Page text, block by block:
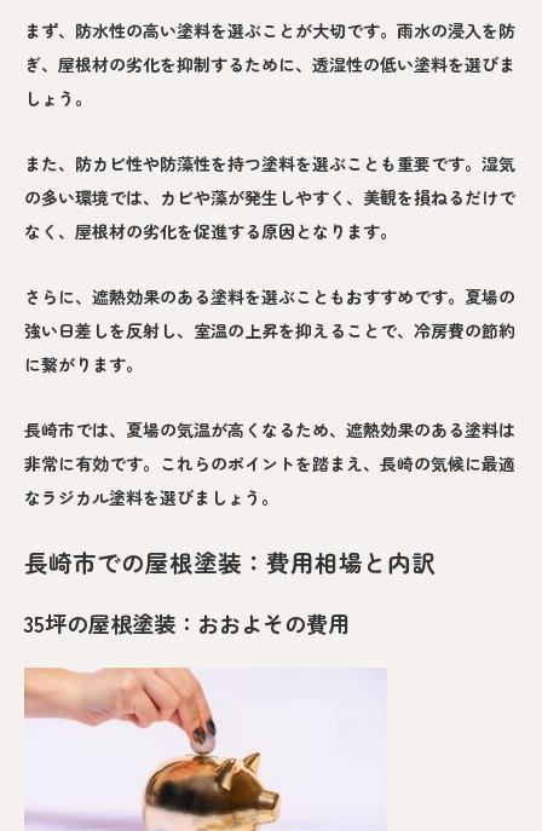
まず、防水性の高い塗料を選ぶことが大切です。雨水の浸入を防
ぎ、屋根材の劣化を抑制するために、透湿性の低い塗料を選びま
しょう。
また、防カビ性や防藻性を持つ塗料を選ぶことも重要です。湿気
の多い環境では、カビや藻が発生しやすく、美観を損ねるだけで
なく、屋根材の劣化を促進する原因となります。
さらに、遮熱効果のある塗料を選ぶこともおすすめです。夏場の
強い日差しを反射し、室温の上昇を抑えることで、冷房費の節約
に繋がります。
長崎市では、夏場の気温が高くなるため、遮熱効果のある塗料は
非常に有効です。これらのポイントを踏まえ、長崎の気候に最適
なラジカル塗料を選びましょう。
長崎市での屋根塗装：費用相場と内訳
35坪の屋根塗装：おおよその費用